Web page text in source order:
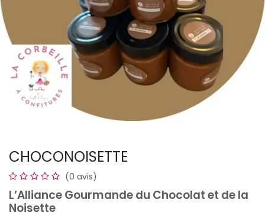
CHOCONOISETTE
(0 avis)
L’Alliance Gourmande du Chocolat et de la
Noisette